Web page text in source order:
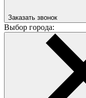
Заказать звонок
Выбор города: